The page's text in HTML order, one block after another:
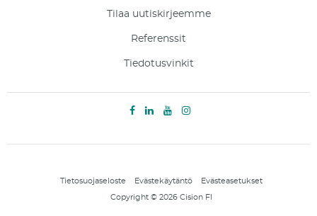
Tilaa uutiskirjeemme
Referenssit
Tiedotusvinkit
Tietosuojaseloste Evästekäytäntö Evästeasetukset
Copyright © 2026 Cision FI